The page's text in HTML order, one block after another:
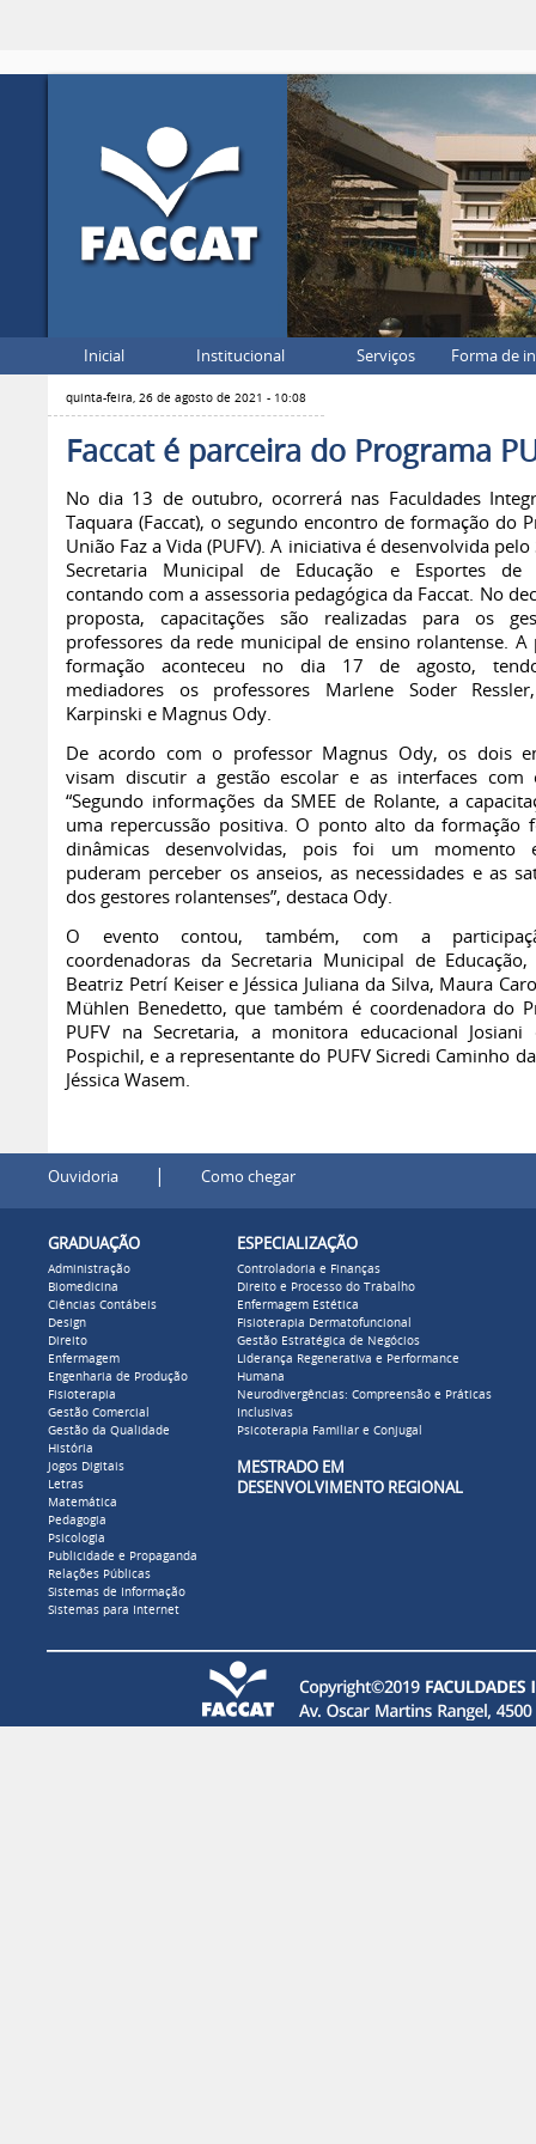
Inicial Institucional Serviços Forma de
quinta-feira, 26 de agosto de 2021 - 10:08
Faccat é parceira do Programa
No dia 13 de outubro, ocorrerá nas Faculdades
Taquara (Faccat), o segundo encontro de formação do
União Faz a Vida (PUFV). A iniciativa é desenvolvida pelo
Secretaria Municipal de Educação e Esportes de
contando com a assessoria pedagógica da Faccat. No
proposta, capacitações são realizadas para os
professores da rede municipal de ensino rolantense. A
formação aconteceu no dia 17 de agosto,
mediadores os professores Marlene Soder
Karpinski e Magnus Ody.
De acordo com o professor Magnus Ody, os dois
visam discutir a gestão escolar e as interfaces com
“Segundo informações da SMEE de Rolante, a
uma repercussão positiva. O ponto alto da formação
dinâmicas desenvolvidas, pois foi um momento
puderam perceber os anseios, as necessidades e as
dos gestores rolantenses”, destaca Ody.
O evento contou, também, com a
coordenadoras da Secretaria Municipal de Educação,
Beatriz Petrí Keiser e Jéssica Juliana da Silva, Maura
Mühlen Benedetto, que também é coordenadora do
PUFV na Secretaria, a monitora educacional Josiani
Pospichil, e a representante do PUFV Sicredi Caminho
Jéssica Wasem.
Ouvidoria | Como chegar
GRADUAÇÃO
Administração
Biomedicina
Ciências Contábeis
Design
Direito
Enfermagem
Engenharia de Produção
Fisioterapia
Gestão Comercial
Gestão da Qualidade
História
Jogos Digitais
Letras
Matemática
Pedagogia
Psicologia
Publicidade e Propaganda
Relações Públicas
Sistemas de Informação
Sistemas para Internet
ESPECIALIZAÇÃO
Controladoria e Finanças
Direito e Processo do Trabalho
Enfermagem Estética
Fisioterapia Dermatofuncional
Gestão Estratégica de Negócios
Liderança Regenerativa e Performance
Humana
Neurodivergências: Compreensão e Práticas
Inclusivas
Psicoterapia Familiar e Conjugal
MESTRADO EM
DESENVOLVIMENTO REGIONAL